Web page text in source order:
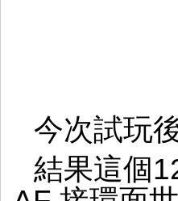
今次試玩
結果這個